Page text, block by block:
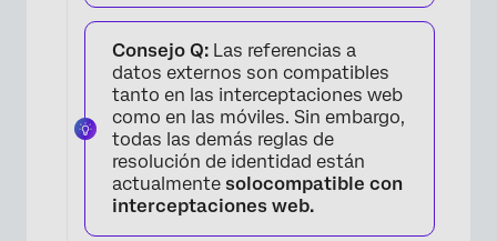
Consejo Q: Las referencias a
datos externos son compatibles
tanto en las interceptaciones web
como en las móviles. Sin embargo,
todas las demás reglas de
resolución de identidad están
actualmente solocompatible con
interceptaciones web.